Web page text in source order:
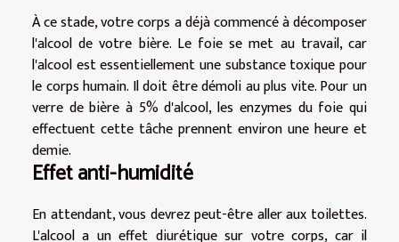
À ce stade, votre corps a déjà commencé à décomposer
l'alcool de votre bière. Le foie se met au travail, car
l'alcool est essentiellement une substance toxique pour
le corps humain. Il doit être démoli au plus vite. Pour un
verre de bière à 5% d'alcool, les enzymes du foie qui
effectuent cette tâche prennent environ une heure et
demie.
Effet anti-humidité
En attendant, vous devrez peut-être aller aux toilettes.
L'alcool a un effet diurétique sur votre corps, car il